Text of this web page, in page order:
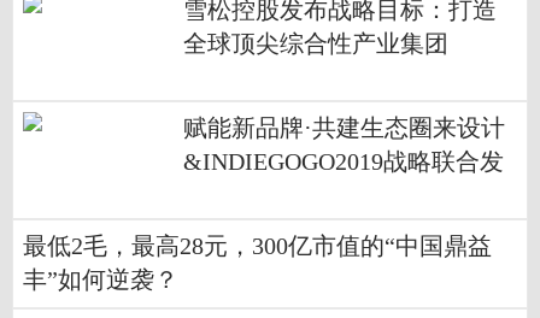
雪松控股发布战略目标：打造
全球顶尖综合性产业集团
赋能新品牌·共建生态圈来设计
&INDIEGOGO2019战略联合发
最低2毛，最高28元，300亿市值的“中国鼎益
丰”如何逆袭？